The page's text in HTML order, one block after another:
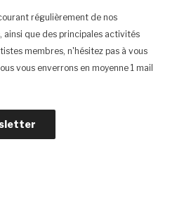
régulièrement de nos
ainsi que des principales activités
membres, n'hésitez pas à vous
vous enverrons en moyenne 1 mail